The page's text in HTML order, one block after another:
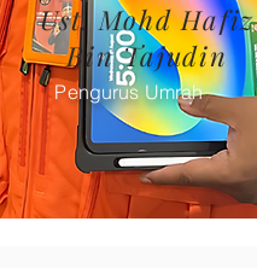
Ust. Mohd Hafiz
Bin Tajudin
Pengurus Umrah